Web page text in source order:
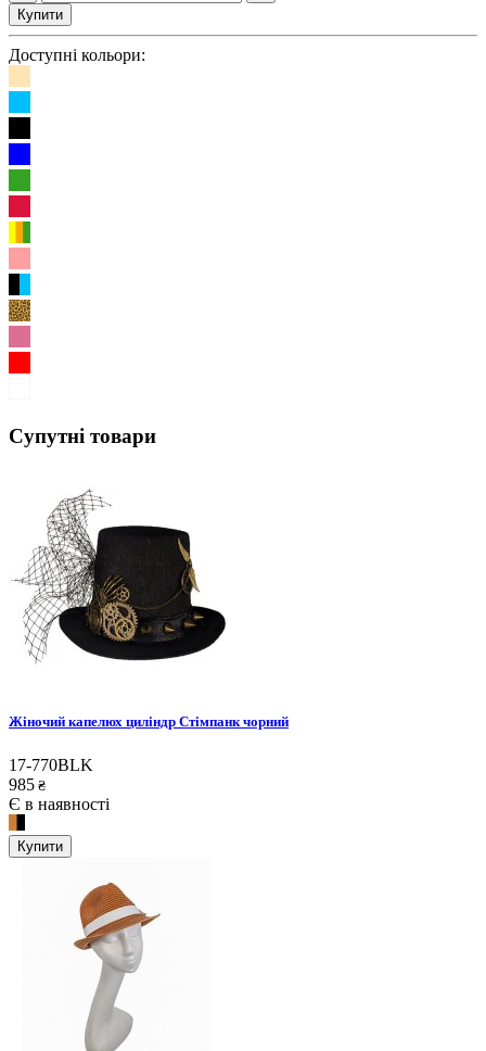
Купити
Доступні кольори:
Супутні товари
Жіночий капелюх циліндр Стімпанк чорний
17-770BLK
985 ₴
Є в наявності
Купити